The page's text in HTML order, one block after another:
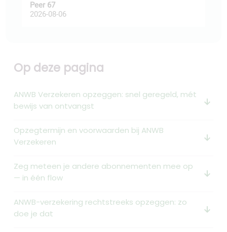
Peer 67
2026-08-06
Op deze pagina
ANWB Verzekeren opzeggen: snel geregeld, mét
bewijs van ontvangst
arrow_downward_alt
Opzegtermijn en voorwaarden bij ANWB
Verzekeren
arrow_downward_alt
Zeg meteen je andere abonnementen mee op
— in één flow
arrow_downward_alt
ANWB-verzekering rechtstreeks opzeggen: zo
doe je dat
arrow_downward_alt